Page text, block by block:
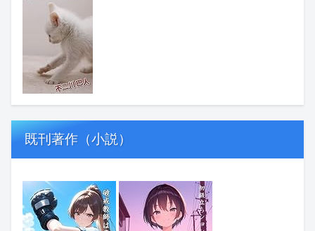
既刊著作（小説）